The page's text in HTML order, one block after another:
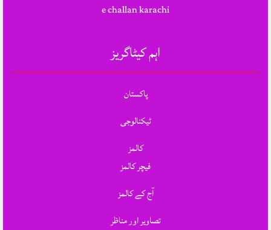
e challan karachi
اہم کیٹاگریز
پاکستان
ٹیکنالوجی
کالمز
فیچر کالمز
آج کے کالمز
تصاویر اور مناظر